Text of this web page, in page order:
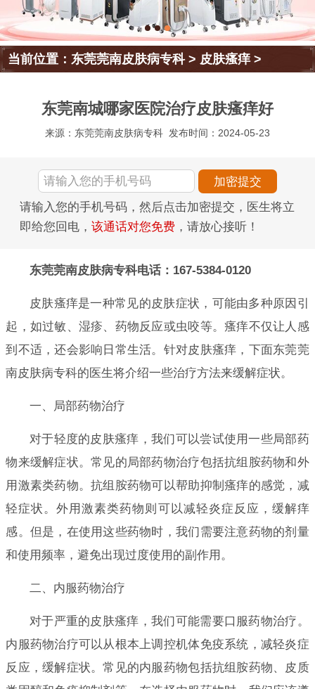
当前位置：东莞莞南皮肤病专科> 皮肤瘙痒>
东莞南城哪家医院治疗皮肤瘙痒好
来源：东莞莞南皮肤病专科 发布时间：2024-05-23
请输入您的手机号码，然后点击加密提交，医生将立
即给您回电， 该通话对您免费 ，请放心接听！
东莞莞南皮肤病专科电话：167-5384-0120
皮肤瘙痒是一种常见的皮肤症状，可能由多种原因引
起，如过敏、湿疹、药物反应或虫咬等。瘙痒不仅让人感
到不适，还会影响日常生活。针对皮肤瘙痒，下面东莞莞
南皮肤病专科的医生将介绍一些治疗方法来缓解症状。
一、局部药物治疗
对于轻度的皮肤瘙痒，我们可以尝试使用一些局部药
物来缓解症状。常见的局部药物治疗包括抗组胺药物和外
用激素类药物。抗组胺药物可以帮助抑制瘙痒的感觉，减
轻症状。外用激素类药物则可以减轻炎症反应，缓解痒
感。但是，在使用这些药物时，我们需要注意药物的剂量
和使用频率，避免出现过度使用的副作用。
二、内服药物治疗
对于严重的皮肤瘙痒，我们可能需要口服药物治疗。
内服药物治疗可以从根本上调控机体免疫系统，减轻炎症
反应，缓解症状。常见的内服药物包括抗组胺药物、皮质